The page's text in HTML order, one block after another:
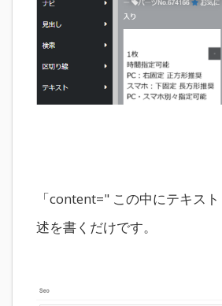
「content=" この中にテキス
述を書くだけです。